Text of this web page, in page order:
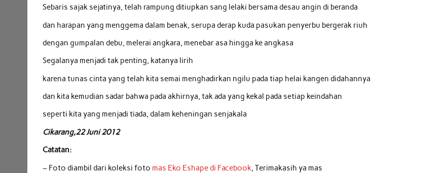
Sebaris sajak sejatinya, telah rampung ditiupkan sang lelaki bersama desau angin di beranda
dan harapan yang menggema dalam benak, serupa derap kuda pasukan penyerbu bergerak riuh
dengan gumpalan debu, melerai angkara, menebar asa hingga ke angkasa
Segalanya menjadi tak penting, katanya lirih
karena tunas cinta yang telah kita semai menghadirkan ngilu pada tiap helai kangen didahannya
dan kita kemudian sadar bahwa pada akhirnya, tak ada yang kekal pada setiap keindahan
seperti kita yang menjadi tiada, dalam keheningan senjakala
Cikarang,22 Juni 2012
Catatan:
– Foto diambil dari koleksi foto mas Eko Eshape di Facebook, Terimakasih ya mas